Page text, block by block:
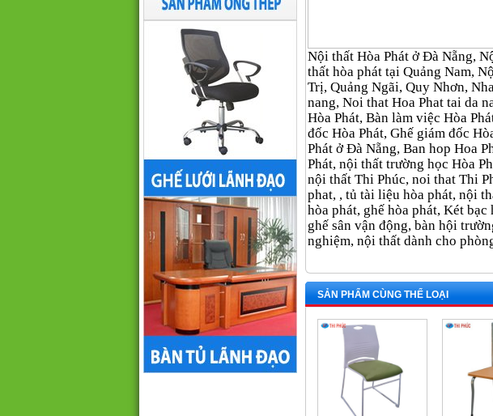
Nội thất Hòa Phát ở Đà Nẵng,
thất hòa phát tại Quảng Nam,
Trị, Quảng Ngãi, Quy Nhơn,
nang, Noi that Hoa Phat tai da
Hòa Phát, Bàn làm việc Hòa
đốc Hòa Phát, Ghế giám đốc
Phát ở Đà Nẵng, Ban hop Hoa
Phát, nội thất trường học Hòa
nội thất Thi Phúc, noi that Thi
phat, , tủ tài liệu hòa phát, nội
hòa phát, ghế hòa phát, Két
ghế sân vận động, bàn hội
nghiệm, nội thất dành cho
SẢN PHẨM CÙNG THỂ LOẠI